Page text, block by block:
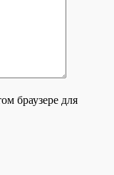
браузере для